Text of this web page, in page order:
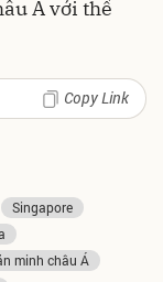
Á với thế
Copy Link
Singapore
minh châu Á